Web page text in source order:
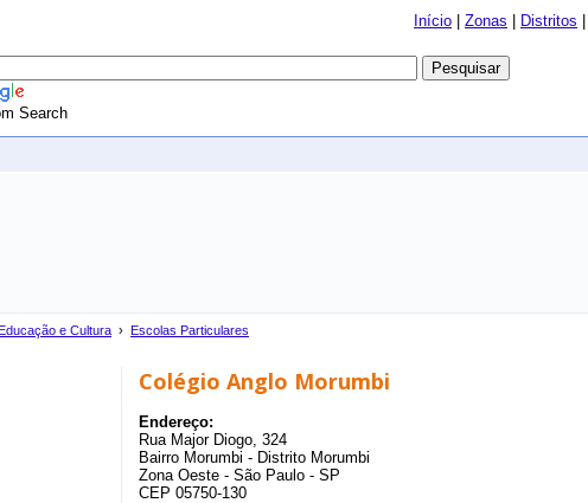
Início Zonas Distritos
Search
e Cultura › Escolas Particulares
Colégio Anglo Morumbi
Endereço:
Rua Major Diogo, 324
Bairro Morumbi - Distrito Morumbi
Zona Oeste - São Paulo - SP
CEP 05750-130